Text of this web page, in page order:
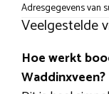
Adresgegevens van
Veelgestelde
Hoe werkt
Waddinxveen?